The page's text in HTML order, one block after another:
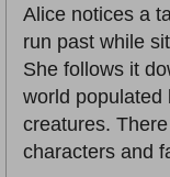
Alice notices a
run past while
She follows it
world populated
creatures.
characters and